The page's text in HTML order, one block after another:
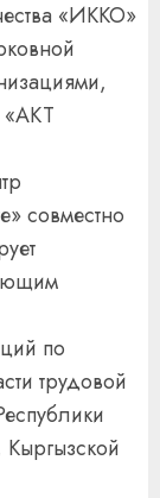
«ИККО»
«АКТ
совместно
по
трудовой
Кыргызской